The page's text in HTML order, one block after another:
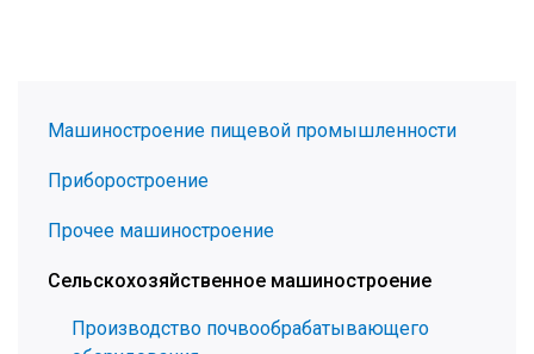
Машиностроение пищевой промышленности
Приборостроение
Прочее машиностроение
Сельскохозяйственное машиностроение
Производство почвообрабатывающего